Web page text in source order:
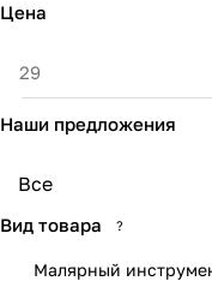
Цена
Наши предложения
Все
Вид товара ?
Малярный